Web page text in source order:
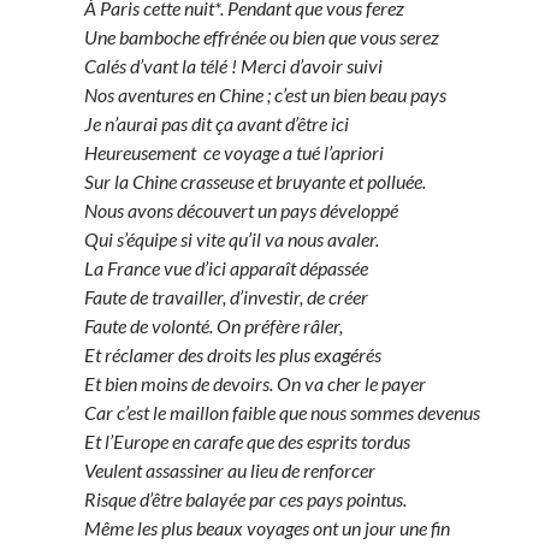
À Paris cette nuit*. Pendant que vous ferez
Une bamboche effrénée ou bien que vous serez
Calés d’vant la télé ! Merci d’avoir suivi
Nos aventures en Chine ; c’est un bien beau pays
Je n’aurai pas dit ça avant d’être ici
Heureusement ce voyage a tué l’apriori
Sur la Chine crasseuse et bruyante et polluée.
Nous avons découvert un pays développé
Qui s’équipe si vite qu’il va nous avaler.
La France vue d’ici apparaît dépassée
Faute de travailler, d’investir, de créer
Faute de volonté. On préfère râler,
Et réclamer des droits les plus exagérés
Et bien moins de devoirs. On va cher le payer
Car c’est le maillon faible que nous sommes devenus
Et l’Europe en carafe que des esprits tordus
Veulent assassiner au lieu de renforcer
Risque d’être balayée par ces pays pointus.
Même les plus beaux voyages ont un jour une fin